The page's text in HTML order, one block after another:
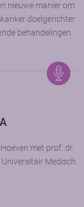
nieuwe manier om
doelgerichter
behandelingen.
met prof. dr.
Medisch